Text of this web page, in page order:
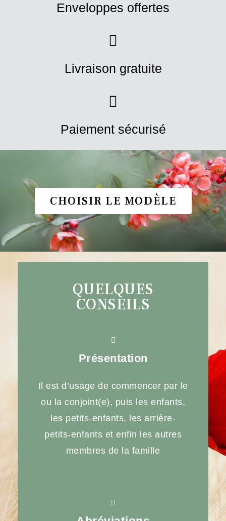
Enveloppes offertes
Livraison gratuite
Paiement sécurisé
CHOISIR LE MODÈLE
QUELQUES
CONSEILS
Présentation
Il est d’usage de commencer par le
ou la conjoint(e), puis les enfants,
les petits-enfants, les arrière-
petits-enfants et enfin les autres
membres de la famille